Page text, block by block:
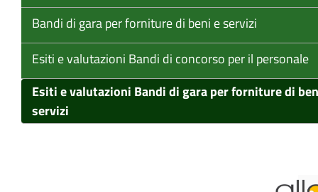
Bandi di gara per forniture di beni e servizi
Esiti e valutazioni Bandi di concorso per il personale
Esiti e valutazioni Bandi di gara per forniture di
servizi